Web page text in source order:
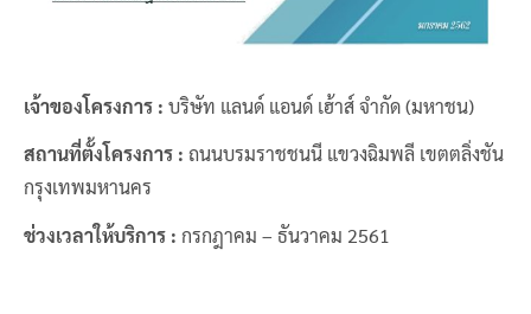
เจ้าของโครงการ : บริษัท แลนด์ แอนด์ เฮ้าส์ จำกัด (มหาชน)
สถานที่ตั้งโครงการ : ถนนบรมราชชนนี แขวงฉิมพลี เขตตลิ่งชัน
กรุงเทพมหานคร
ช่วงเวลาให้บริการ : กรกฎาคม – ธันวาคม 2561